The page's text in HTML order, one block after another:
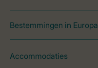
Bestemmingen in Europa
Accommodaties